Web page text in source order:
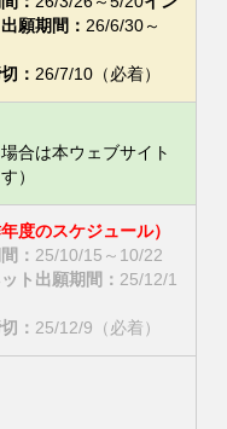
願期間： 26/6/30～
： 26/7/10（必着）
場合は本ウェブサイト
）
度のスケジュール）
： 25/10/15～10/22
ト出願期間： 25/12/1
： 25/12/9（必着）